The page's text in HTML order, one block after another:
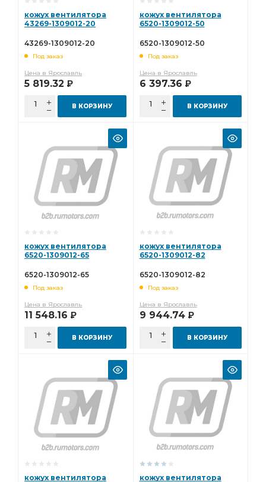
кожух вентилятора
43269-1309012-20
43269-1309012-20
Под заказ
Цена в Ярославль
5 819.32 Р
В КОРЗИНУ
кожух вентилятора
6520-1309012-50
6520-1309012-50
Под заказ
Цена в Ярославль
6 397.36 Р
В КОРЗИНУ
кожух вентилятора
6520-1309012-65
6520-1309012-65
Под заказ
Цена в Ярославль
11 548.16 Р
В КОРЗИНУ
кожух вентилятора
6520-1309012-82
6520-1309012-82
Под заказ
Цена в Ярославль
9 944.74 Р
В КОРЗИНУ
кожух вентилятора кожух вентилятора